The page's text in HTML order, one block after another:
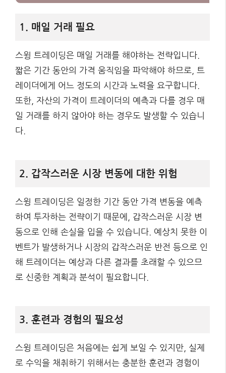
1. 매일 거래 필요
스윙 트레이딩은 매일 거래를 해야하는 전략입니다.
짧은 기간 동안의 가격 움직임을 파악해야 하므로, 트
레이더에게 어느 정도의 시간과 노력을 요구합니다.
또한, 자산의 가격이 트레이더의 예측과 다를 경우 매
일 거래를 하지 않아야 하는 경우도 발생할 수 있습니
다.
2. 갑작스러운 시장 변동에 대한 위험
스윙 트레이딩은 일정한 기간 동안 가격 변동을 예측
하여 투자하는 전략이기 때문에, 갑작스러운 시장 변
동으로 인해 손실을 입을 수 있습니다. 예상치 못한 이
벤트가 발생하거나 시장의 갑작스러운 반전 등으로 인
해 트레이더는 예상과 다른 결과를 초래할 수 있으므
로 신중한 계획과 분석이 필요합니다.
3. 훈련과 경험의 필요성
스윙 트레이딩은 처음에는 쉽게 보일 수 있지만, 실제
로 수익을 채취하기 위해서는 충분한 훈련과 경험이